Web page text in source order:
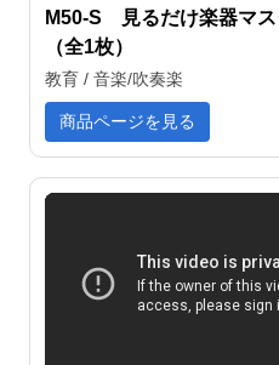
M50-S 見るだけ楽器マ
（全1枚）
教育 / 音楽/吹奏楽
商品ページを見る